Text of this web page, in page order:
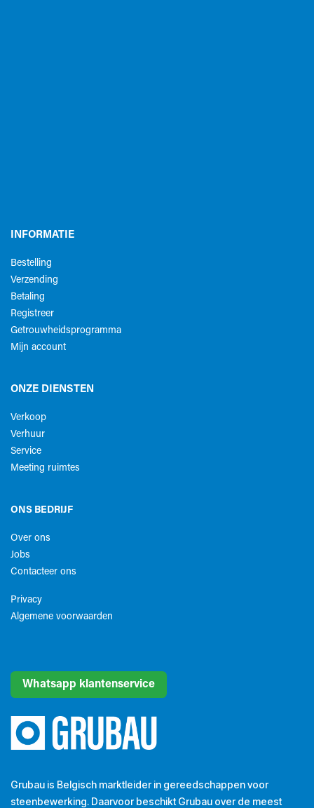
INFORMATIE
Bestelling
Verzending
Betaling
Registreer
Getrouwheidsprogramma
Mijn account
ONZE DIENSTEN
Verkoop
Verhuur
Service
Meeting ruimtes
ONS BEDRIJF
Over ons
Jobs
Contacteer ons
Privacy
Algemene voorwaarden​
Whatsapp klantenservice
Grubau is Belgisch marktleider in gereedschappen voor
steenbewerking. Daarvoor beschikt Grubau over de meest